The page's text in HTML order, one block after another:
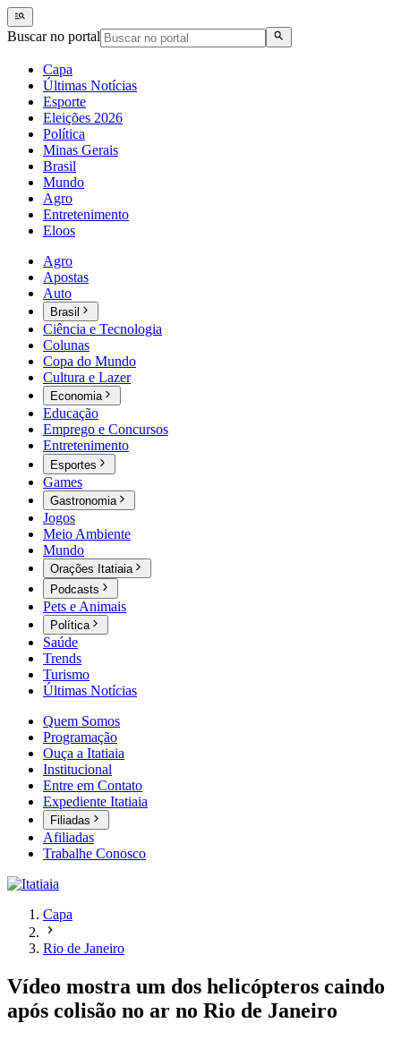
Buscar no portal
Capa
Últimas Notícias
Esporte
Eleições 2026
Política
Minas Gerais
Brasil
Mundo
Agro
Entretenimento
Eloos
Agro
Apostas
Auto
Brasil
Ciência e Tecnologia
Colunas
Copa do Mundo
Cultura e Lazer
Economia
Educação
Emprego e Concursos
Entretenimento
Esportes
Games
Gastronomia
Jogos
Meio Ambiente
Mundo
Orações Itatiaia
Podcasts
Pets e Animais
Política
Saúde
Trends
Turismo
Últimas Notícias
Quem Somos
Programação
Ouça a Itatiaia
Institucional
Entre em Contato
Expediente Itatiaia
Filiadas
Afiliadas
Trabalhe Conosco
Capa
Rio de Janeiro
Vídeo mostra um dos helicópteros caindo
após colisão no ar no Rio de Janeiro